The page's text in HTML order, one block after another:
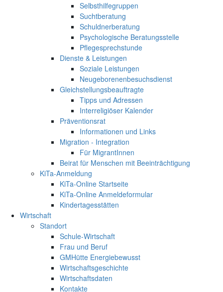
Selbsthilfegruppen
Suchtberatung
Schuldnerberatung
Psychologische Beratungsstelle
Pflegesprechstunde
Dienste & Leistungen
Soziale Leistungen
Neugeborenenbesuchsdienst
Gleichstellungsbeauftragte
Tipps und Adressen
Interreligiöser Kalender
Präventionsrat
Informationen und Links
Migration - Integration
Für MigrantInnen
Beirat für Menschen mit Beeinträchtigung
KiTa-Anmeldung
KiTa-Online Startseite
KiTa-Online Anmeldeformular
Kindertagesstätten
Wirtschaft
Standort
Schule-Wirtschaft
Frau und Beruf
GMHütte Energiebewusst
Wirtschaftsgeschichte
Wirtschaftsdaten
Kontakte